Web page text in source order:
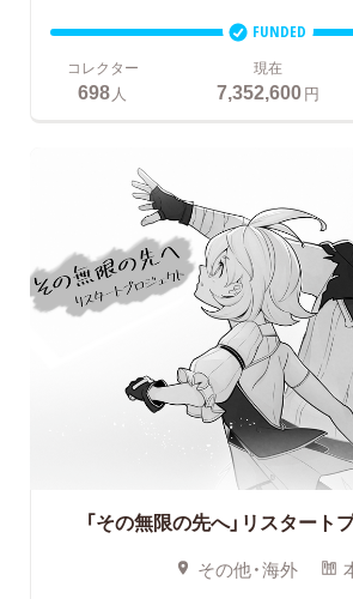
FUNDED
コレクター
698 人
現在
7,352,600円
「その無限の先へ」リスタート
その他・海外